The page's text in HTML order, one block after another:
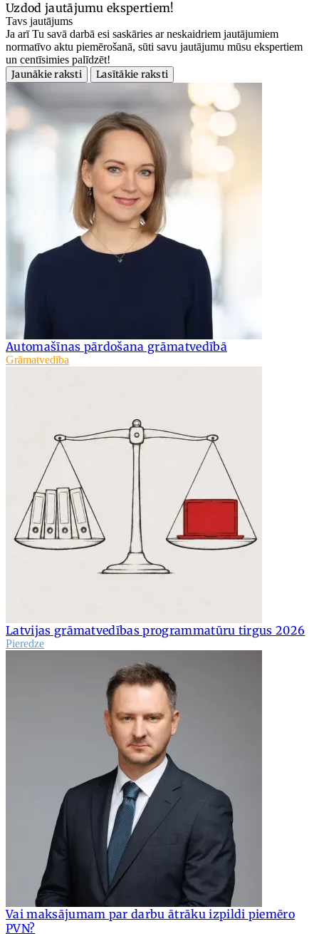
Uzdod jautājumu ekspertiem!
Tavs jautājums
Ja arī Tu savā darbā esi saskāries ar neskaidriem jautājumiem
normatīvo aktu piemērošanā, sūti savu jautājumu mūsu ekspertiem
un centīsimies palīdzēt!
Jaunākie raksti
Lasītākie raksti
Automašīnas pārdošana grāmatvedībā
Grāmatvedība
Latvijas grāmatvedības programmatūru tirgus 2026
Pieredze
Vai maksājumam par darbu ātrāku izpildi piemēro
PVN?